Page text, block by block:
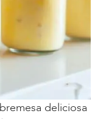
deliciosa